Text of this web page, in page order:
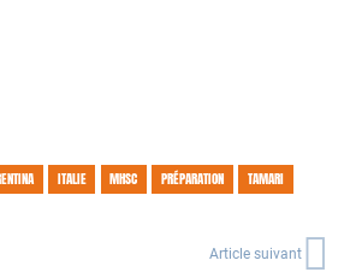
ITALIE MHSC PRÉPARATION TAMARI
Article suivant